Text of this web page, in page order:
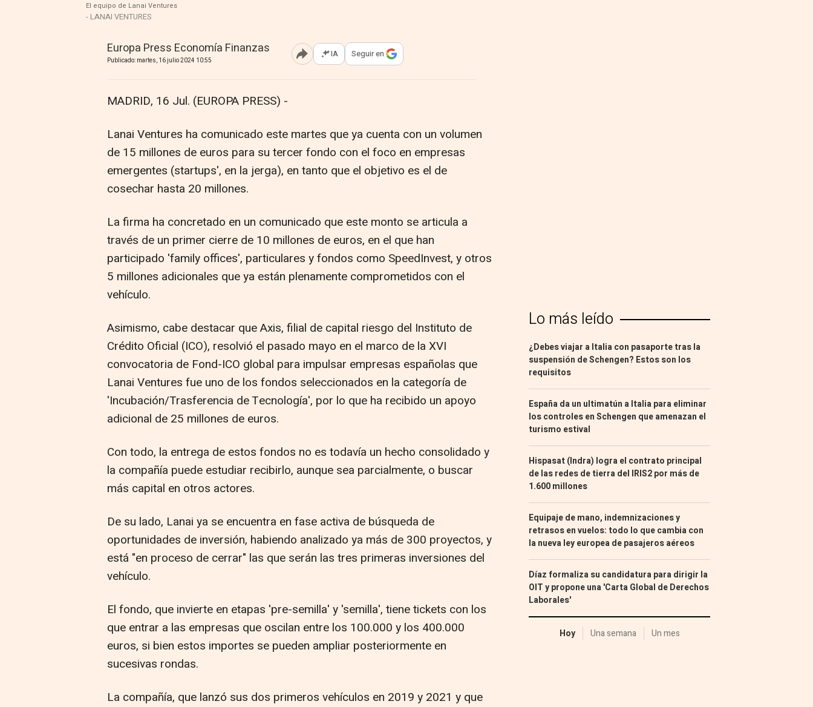
El equipo de Lanai Ventures
- LANAI VENTURES
Europa Press Economía Finanzas
Publicado: martes, 16 julio 2024 10:55 Abrir opciones para compartir
IA Seguir en
MADRID, 16 Jul. (EUROPA PRESS) -
Lanai Ventures ha comunicado este martes que ya cuenta con un volumen
de 15 millones de euros para su tercer fondo con el foco en empresas
emergentes (startups', en la jerga), en tanto que el objetivo es el de
cosechar hasta 20 millones.
La firma ha concretado en un comunicado que este monto se articula a
través de un primer cierre de 10 millones de euros, en el que han
participado 'family offices', particulares y fondos como SpeedInvest, y otros
5 millones adicionales que ya están plenamente comprometidos con el
vehículo.
Asimismo, cabe destacar que Axis, filial de capital riesgo del Instituto de
Crédito Oficial (ICO), resolvió el pasado mayo en el marco de la XVI
convocatoria de Fond-ICO global para impulsar empresas españolas que
Lanai Ventures fue uno de los fondos seleccionados en la categoría de
'Incubación/Trasferencia de Tecnología', por lo que ha recibido un apoyo
adicional de 25 millones de euros.
Con todo, la entrega de estos fondos no es todavía un hecho consolidado y
la compañía puede estudiar recibirlo, aunque sea parcialmente, o buscar
más capital en otros actores.
De su lado, Lanai ya se encuentra en fase activa de búsqueda de
oportunidades de inversión, habiendo analizado ya más de 300 proyectos, y
está "en proceso de cerrar" las que serán las tres primeras inversiones del
vehículo.
El fondo, que invierte en etapas 'pre-semilla' y 'semilla', tiene tickets con los
que entrar a las empresas que oscilan entre los 100.000 y los 400.000
euros, si bien estos importes se pueden ampliar posteriormente en
sucesivas rondas.
La compañía, que lanzó sus dos primeros vehículos en 2019 y 2021 y que
Lo más leído
¿Debes viajar a Italia con pasaporte tras la
suspensión de Schengen? Estos son los
requisitos
España da un ultimatún a Italia para eliminar
los controles en Schengen que amenazan el
turismo estival
Hispasat (Indra) logra el contrato principal
de las redes de tierra del IRIS2 por más de
1.600 millones
Equipaje de mano, indemnizaciones y
retrasos en vuelos: todo lo que cambia con
la nueva ley europea de pasajeros aéreos
Díaz formaliza su candidatura para dirigir la
OIT y propone una 'Carta Global de Derechos
Laborales'
Hoy Una semana Un mes